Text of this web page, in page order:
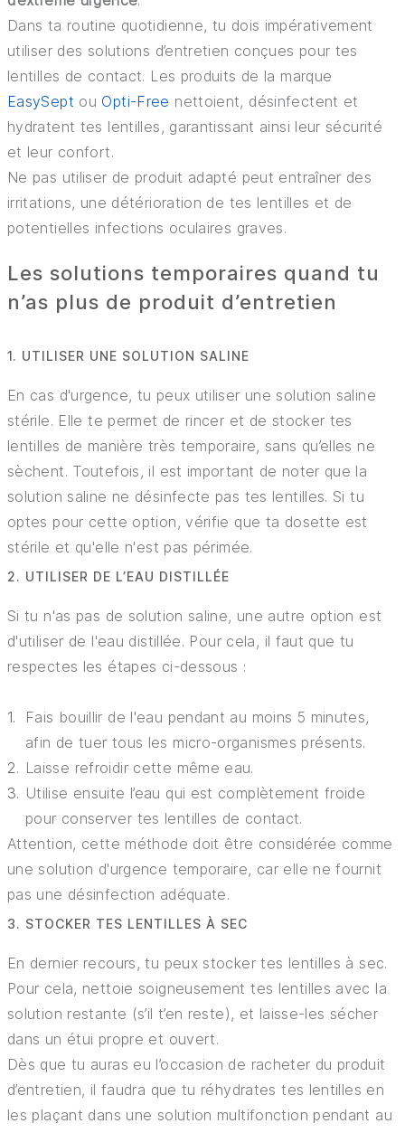
Dans ta routine quotidienne, tu dois impérativement
utiliser des solutions d’entretien conçues pour tes
lentilles de contact. Les produits de la marque
EasySept ou Opti-Free nettoient, désinfectent et
hydratent tes lentilles, garantissant ainsi leur sécurité
et leur confort.
Ne pas utiliser de produit adapté peut entraîner des
irritations, une détérioration de tes lentilles et de
potentielles infections oculaires graves.
Les solutions temporaires quand tu
n’as plus de produit d’entretien
1. UTILISER UNE SOLUTION SALINE
En cas d'urgence, tu peux utiliser une solution saline
stérile. Elle te permet de rincer et de stocker tes
lentilles de manière très temporaire, sans qu’elles ne
sèchent. Toutefois, il est important de noter que la
solution saline ne désinfecte pas tes lentilles. Si tu
optes pour cette option, vérifie que ta dosette est
stérile et qu'elle n'est pas périmée.
2. UTILISER DE L’EAU DISTILLÉE
Si tu n'as pas de solution saline, une autre option est
d'utiliser de l'eau distillée. Pour cela, il faut que tu
respectes les étapes ci-dessous :
Fais bouillir de l'eau pendant au moins 5 minutes,
afin de tuer tous les micro-organismes présents.
Laisse refroidir cette même eau.
Utilise ensuite l’eau qui est complètement froide
pour conserver tes lentilles de contact.
Attention, cette méthode doit être considérée comme
une solution d'urgence temporaire, car elle ne fournit
pas une désinfection adéquate.
3. STOCKER TES LENTILLES À SEC
En dernier recours, tu peux stocker tes lentilles à sec.
Pour cela, nettoie soigneusement tes lentilles avec la
solution restante (s’il t’en reste), et laisse-les sécher
dans un étui propre et ouvert.
Dès que tu auras eu l’occasion de racheter du produit
d’entretien, il faudra que tu réhydrates tes lentilles en
les plaçant dans une solution multifonction pendant au